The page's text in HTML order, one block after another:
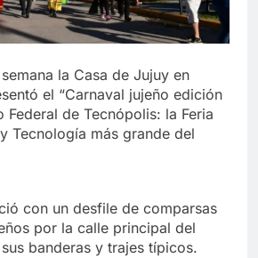
la Casa de Jujuy en
el “Carnaval jujeño edición
Federal de Tecnópolis: la Feria
Tecnología más grande del
con un desfile de comparsas
por la calle principal del
banderas y trajes típicos.